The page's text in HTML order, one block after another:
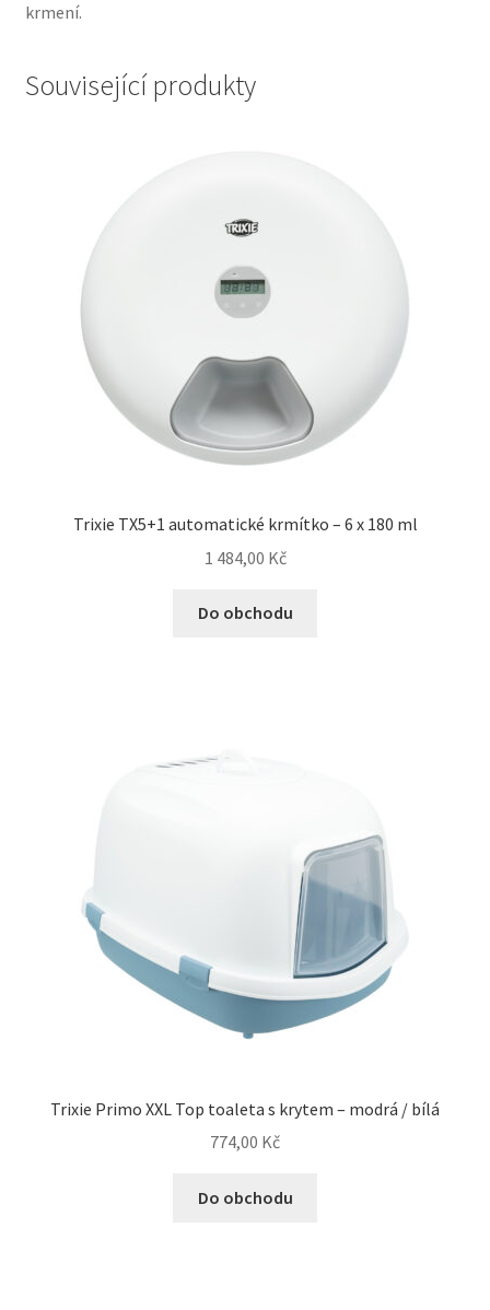
krmení.
Související produkty
Trixie TX5+1 automatické krmítko – 6 x 180 ml
1 484,00 Kč
Do obchodu
Trixie Primo XXL Top toaleta s krytem – modrá / bílá
774,00 Kč
Do obchodu